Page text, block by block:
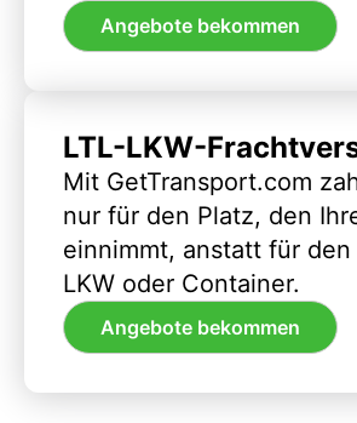
Angebote bekommen
LTL-LKW-
Mit GetTransport.com
nur für den Platz, den
einnimmt, anstatt für den
LKW oder Container.
Angebote bekommen